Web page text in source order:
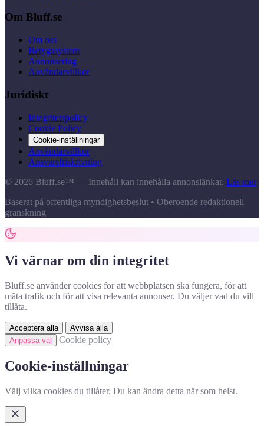
Om Bluff.se
Om oss
Betygssystem
Annonsering
Användarvillkor
Juridiskt
Integritetspolicy
Cookie Policy
Cookie-inställningar
Användarvillkor
Ansvarsfriskrivning
© 2026 Bluff.se™ — Innehåll kan innehålla annonslänkar. Läs mer
Baserat på offentliga myndighetsbeslut • Oberoende redaktionell
granskning
Vi värnar om din integritet
Bluff.se använder cookies för att webbplatsen ska fungera, för att
mäta trafik och för att visa relevanta annonser. Du väljer vad du vill
tillåta.
Acceptera alla
Avvisa alla
Anpassa val
Cookie policy
Cookie-inställningar
Välj vilka cookies du tillåter. Du kan ändra detta när som helst.